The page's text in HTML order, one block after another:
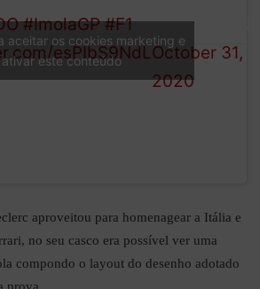
#ImolaGP #F1
esPIbS9NdLOctober 31,
2020
aceitar os cookies marketing e
ativar este conteúdo
aproveitou para homenagear a Itália e
no seu casco era possível ver uma
compondo o layout do desenho adotado